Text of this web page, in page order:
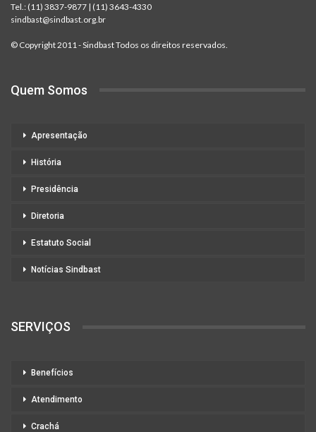
Tel.: (11) 3837-9877 | (11) 3643-4330
sindbast@sindbast.org.br
© Copyright 2011 - Sindbast Todos os direitos reservados.
Quem Somos
Apresentação
História
Presidência
Diretoria
Estatuto Social
Notícias Sindbast
SERVIÇOS
Benefícios
Atendimento
Crachá